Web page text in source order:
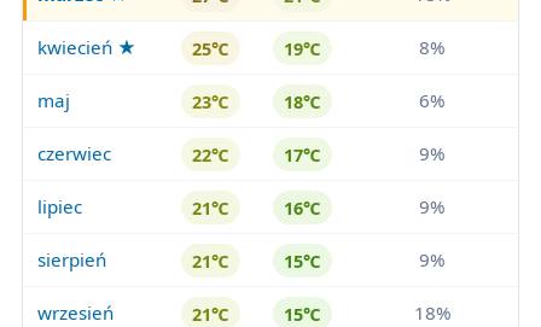
kwiecień ★ 25℃ 19℃ 8%
maj 23℃ 18℃ 6%
czerwiec 22℃ 17℃ 9%
lipiec 21℃ 16℃ 9%
sierpień 21℃ 15℃ 9%
wrzesień 21℃ 15℃ 18%